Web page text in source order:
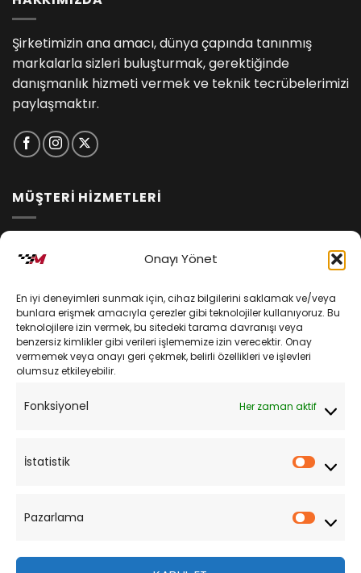
Onayı Yönet
En iyi deneyimleri sunmak için, cihaz bilgilerini saklamak ve/veya
bunlara erişmek amacıyla çerezler gibi teknolojiler kullanıyoruz. Bu
teknolojilere izin vermek, bu sitedeki tarama davranışı veya
benzersiz kimlikler gibi verileri işlememize izin verecektir. Onay
vermemek veya onayı geri çekmek, belirli özellikleri ve işlevleri
olumsuz etkileyebilir.
Fonksiyonel Her zaman aktif
İstatistik
Pazarlama
Şirketimizin ana amacı, dünya çapında tanınmış
markalarla sizleri buluşturmak, gerektiğinde
danışmanlık hizmeti vermek ve teknik tecrübelerimizi
paylaşmaktır.
MÜŞTERİ HİZMETLERİ
Kişisel Verilerin Korunması
Mesafeli Satış Sözleşmesi
Sipariş Takibi